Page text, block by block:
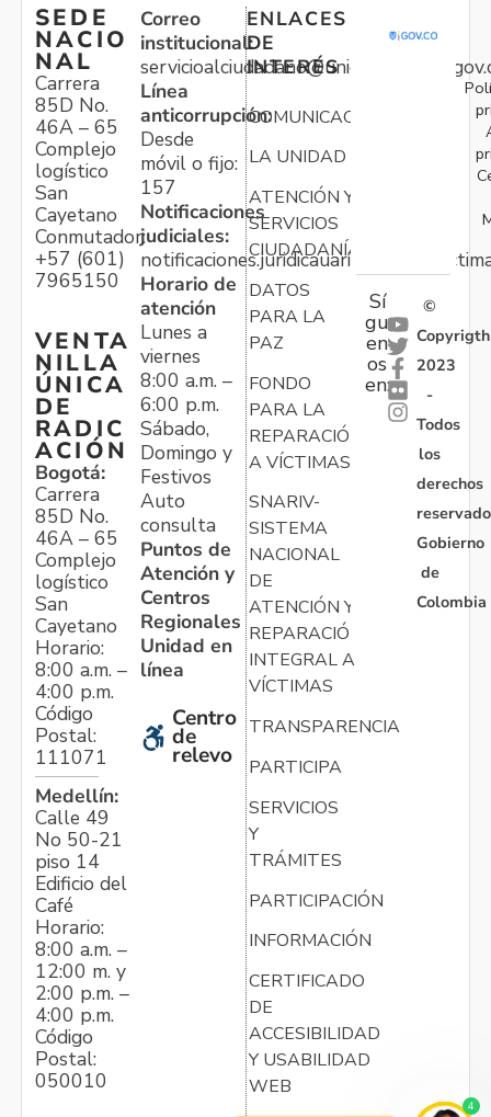
SEDE
NACIO
NAL
Carrera
85D No.
46A – 65
Complejo
logístico
San
Cayetano
Conmutador:
+57 (601)
7965150
VENTA
NILLA
ÚNICA
DE
RADIC
ACIÓN
Bogotá:
Carrera
85D No.
46A – 65
Complejo
logístico
San
Cayetano
Horario:
8:00 a.m. –
4:00 p.m.
Código
Postal:
111071
Medellín:
Calle 49
No 50-21
piso 14
Edificio del
Café
Horario:
8:00 a.m. –
12:00 m. y
2:00 p.m. –
4:00 p.m.
Código
Postal:
050010
Correo
institucional:
Línea
anticorrupción:
Desde
móvil o fijo:
157
Notificaciones
judiciales:
Horario de
atención
Lunes a
viernes
8:00 a.m. –
6:00 p.m.
Sábado,
Domingo y
Festivos
Auto
consulta
Puntos de
Atención y
Centros
Regionales
Unidad en
línea
Centro
de
relevo
ENLACES
DE
INTERÉS
COMUNICACIONES
LA UNIDAD
ATENCIÓN Y
SERVICIOS
CIUDADANÍA
DATOS
PARA LA
PAZ
FONDO
PARA LA
REPARACIÓN
A VÍCTIMAS
SNARIV-
SISTEMA
NACIONAL
DE
ATENCIÓN Y
REPARACIÓN
INTEGRAL A
VÍCTIMAS
TRANSPARENCIA
PARTICIPA
SERVICIOS
Y
TRÁMITES
PARTICIPACIÓN
INFORMACIÓN
CERTIFICADO
DE
ACCESIBILIDAD
Y USABILIDAD
WEB
Sí
gu
en
os
en:
©
Copyrigth
2023
-
Todos
los
derechos
Gobierno
de
Colombia
4